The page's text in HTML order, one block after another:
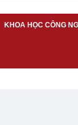
KHOA HỌC CÔNG